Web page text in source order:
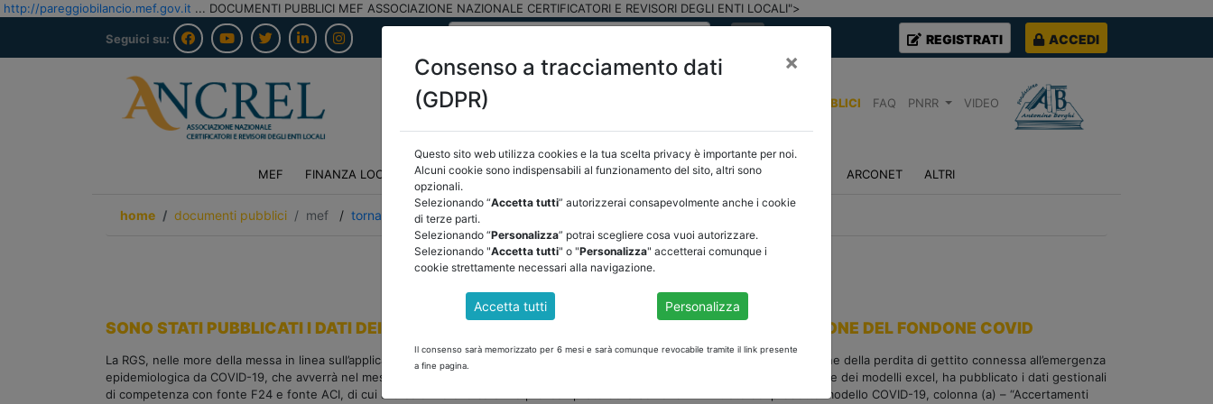
http://pareggiobilancio.mef.gov.it ... DOCUMENTI PUBBLICI MEF ASSOCIAZIONE NAZIONALE CERTIFICATORI E REVISORI DEGLI ENTI LOCALI">
Seguici su: REGISTRATI ACCEDI
DOCUMENTI PUBBLICI FAQ PNRR VIDEO
MEF FINANZA LOCALE/OSSERVATORIO NORMATIVA CORTE DEI CONTI E GIURISPRUDENZA ARCONET ALTRI
home documenti pubblici mef / torna indietro
DOCUMENTI PUBBLICI
SONO STATI PUBBLICATI I DATI DEI VERSAMENTI DA F24 E FONTE ACI PER LA CERTIFICAZIONE DEL FONDONE COVID
La RGS, nelle more della messa in linea sull’applicativo web http://pareggiobilancio.mef.gov.it
dei nuovi modelli per la certificazione della perdita di gettito connessa all’emergenza
epidemiologica da COVID-19, che avverrà nel mese di marzo 2021, e al fine di facilitare le simulazioni di calcolo per la compilazione dei modelli excel, ha pubblicato i dati gestionali
di competenza con fonte F24 e fonte ACI, di cui alle colonne che saranno pre-compilate della Sezione 1 – Entrate del predetto modello COVID-19, colonna (a) – “Accertamenti
Consenso a tracciamento dati
(GDPR)
×
Questo sito web utilizza cookies e la tua scelta privacy è importante per noi.
Alcuni cookie sono indispensabili al funzionamento del sito, altri sono
opzionali.
Selezionando “Accetta tutti” autorizzerai consapevolmente anche i cookie
di terze parti.
Selezionando “Personalizza” potrai scegliere cosa vuoi autorizzare.
Selezionando "Accetta tutti" o "Personalizza" accetterai comunque i
cookie strettamente necessari alla navigazione.
Accetta tutti Personalizza
Il consenso sarà memorizzato per 6 mesi e sarà comunque revocabile tramite il link presente
a fine pagina.